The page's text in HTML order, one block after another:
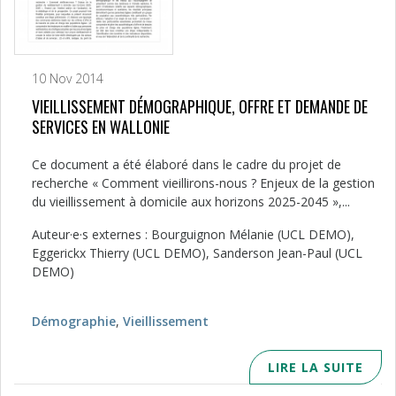
10 Nov 2014
VIEILLISSEMENT DÉMOGRAPHIQUE, OFFRE ET DEMANDE DE
SERVICES EN WALLONIE
Ce document a été élaboré dans le cadre du projet de
recherche « Comment vieillirons-nous ? Enjeux de la gestion
du vieillissement à domicile aux horizons 2025-2045 »,...
Auteur·e·s externes : Bourguignon Mélanie (UCL DEMO),
Eggerickx Thierry (UCL DEMO), Sanderson Jean-Paul (UCL
DEMO)
Démographie, Vieillissement
LIRE LA SUITE